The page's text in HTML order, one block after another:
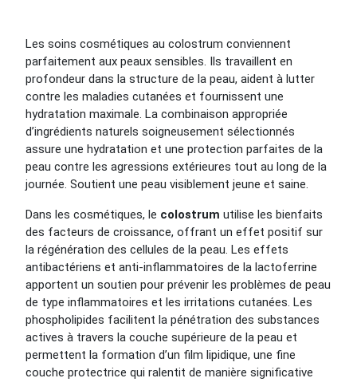
Les soins cosmétiques au colostrum conviennent
parfaitement aux peaux sensibles. Ils travaillent en
profondeur dans la structure de la peau, aident à lutter
contre les maladies cutanées et fournissent une
hydratation maximale. La combinaison appropriée
d’ingrédients naturels soigneusement sélectionnés
assure une hydratation et une protection parfaites de la
peau contre les agressions extérieures tout au long de la
journée. Soutient une peau visiblement jeune et saine.
Dans les cosmétiques, le colostrum utilise les bienfaits
des facteurs de croissance, offrant un effet positif sur
la régénération des cellules de la peau. Les effets
antibactériens et anti-inflammatoires de la lactoferrine
apportent un soutien pour prévenir les problèmes de peau
de type inflammatoires et les irritations cutanées. Les
phospholipides facilitent la pénétration des substances
actives à travers la couche supérieure de la peau et
permettent la formation d’un film lipidique, une fine
couche protectrice qui ralentit de manière significative